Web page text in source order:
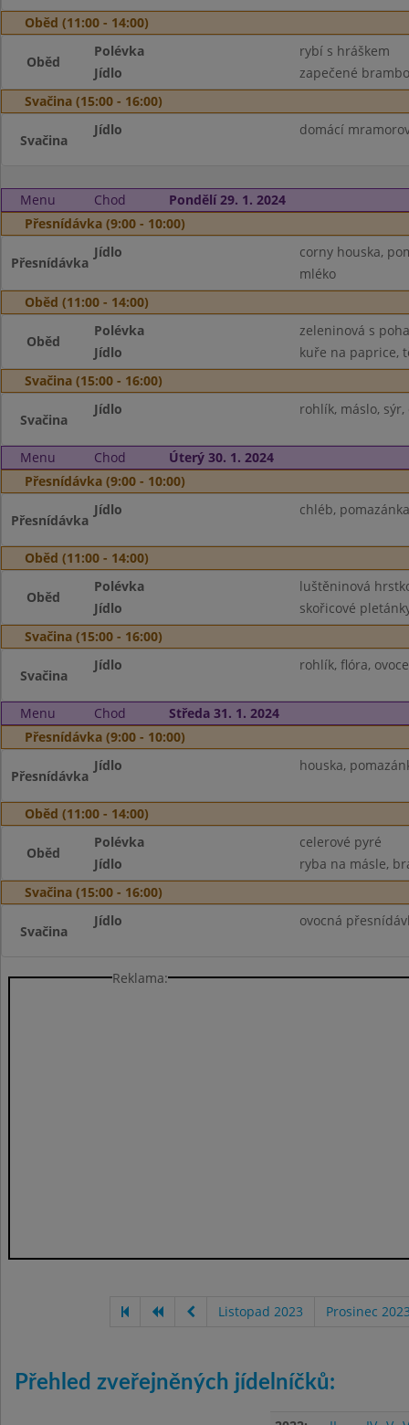
Oběd (11:00 - 14:00)
Oběd
Polévka
rybí s hráškem
Jídlo
zapečené
Svačina (15:00 - 16:00)
Svačina
Jídlo domácí
Menu Chod
Pondělí 29. 1. 2024
Přesnídávka (9:00 - 10:00)
Přesnídávka
Jídlo
corny houska,
mléko
Oběd (11:00 - 14:00)
Oběd
Polévka
zeleninová s
Jídlo
kuře na paprice,
Svačina (15:00 - 16:00)
Svačina
Jídlo rohlík, máslo,
Menu Chod
Úterý 30. 1. 2024
Přesnídávka (9:00 - 10:00)
Přesnídávka
Jídlo chléb,
Oběd (11:00 - 14:00)
Oběd
Polévka
luštěninová
Jídlo
skořicové
Svačina (15:00 - 16:00)
Svačina
Jídlo rohlík, flóra,
Menu Chod
Středa 31. 1. 2024
Přesnídávka (9:00 - 10:00)
Přesnídávka
Jídlo houska,
Oběd (11:00 - 14:00)
Oběd
Polévka
celerové pyré
Jídlo
ryba na másle,
Svačina (15:00 - 16:00)
Svačina
Jídlo ovocná
Reklama:
Listopad 2023 Prosinec
Přehled zveřejněných jídelníčků: